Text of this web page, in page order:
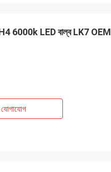
H4 6000k LED বাল্ব LK7 OEM